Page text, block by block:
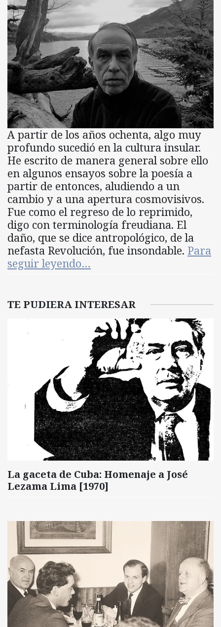
A partir de los años ochenta, algo muy
profundo sucedió en la cultura insular.
He escrito de manera general sobre ello
en algunos ensayos sobre la poesía a
partir de entonces, aludiendo a un
cambio y a una apertura cosmovisivos.
Fue como el regreso de lo reprimido,
digo con terminología freudiana. El
daño, que se dice antropológico, de la
nefasta Revolución, fue insondable. Para
seguir leyendo…
TE PUDIERA INTERESAR
La gaceta de Cuba: Homenaje a José
Lezama Lima [1970]